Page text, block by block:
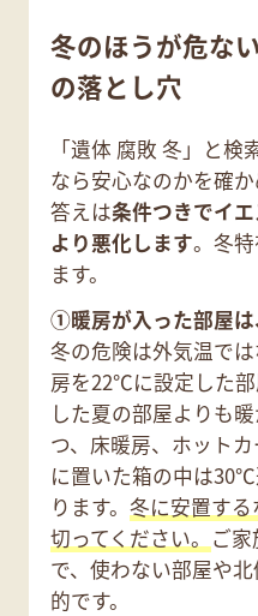
冬のほうが危な
の落とし穴
「遺体 腐敗 冬」と
なら安心なのかを確か
答えは条件つきでイ
より悪化します。冬
ます。
①暖房が入った部屋
冬の危険は外気温で
房を22℃に設定した
した夏の部屋よりも
つ、床暖房、ホット
に置いた箱の中は
ります。 冬に安置す
切ってください。 ご
で、使わない部屋や
的です。